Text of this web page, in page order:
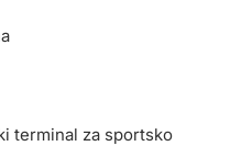
terminal za sportsko